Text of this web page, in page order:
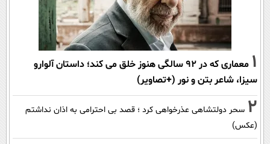
1
معماری که در 92 سالگی هنوز خلق می کند؛ داستان آلوارو
سیزا، شاعر بتن و نور (+تصاویر)
2 سحر دولتشاهی عذرخواهی کرد ؛ قصد بی احترامی به اذان نداشتم
(عکس)